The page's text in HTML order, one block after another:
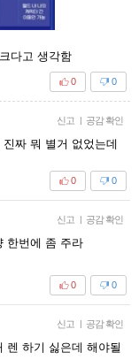
다고 생각함
0
0
신고 | 공감 확인
짜 뭐 별거 없었는데
0
0
신고 | 공감 확인
한번에 좀 주라
0
0
신고 | 공감 확인
렌 하기 싫은데 해야될